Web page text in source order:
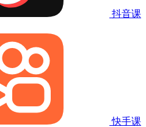
抖音课
快手课